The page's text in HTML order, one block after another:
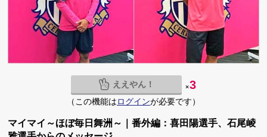
ええやん！ ×3
（この機能はログインが必要です）
マイマイ～ほぼ毎日舞洲～｜番外編：喜田陽選手、石尾崚